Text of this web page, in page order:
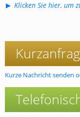
Klicken Sie hier, um
Kurze Nachricht senden